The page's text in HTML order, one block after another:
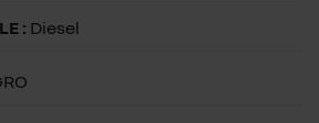
: Diesel